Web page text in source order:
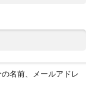
名前、メールアドレ